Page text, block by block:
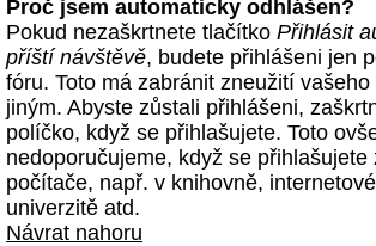
Proč jsem automaticky odhlášen?
Pokud nezaškrtnete tlačítko Přihlásit
příští návštěvě, budete přihlášeni jen
fóru. Toto má zabránit zneužití vašeho
jiným. Abyste zůstali přihlášeni,
políčko, když se přihlašujete. Toto
nedoporučujeme, když se přihlašujete
počítače, např. v knihovně,
univerzitě atd.
Návrat nahoru